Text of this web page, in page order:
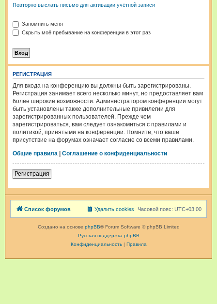
Повторно выслать письмо для активации учётной записи
Запомнить меня
Скрыть моё пребывание на конференции в этот раз
РЕГИСТРАЦИЯ
Для входа на конференцию вы должны быть зарегистрированы.
Регистрация занимает всего несколько минут, но предоставляет вам
более широкие возможности. Администратором конференции могут
быть установлены также дополнительные привилегии для
зарегистрированных пользователей. Прежде чем
зарегистрироваться, вам следует ознакомиться с правилами и
политикой, принятыми на конференции. Помните, что ваше
присутствие на форумах означает согласие со всеми правилами.
Общие правила | Соглашение о конфиденциальности
Регистрация
Список форумов Часовой пояс: UTC+03:00
Удалить cookies
Создано на основе phpBB® Forum Software © phpBB Limited
Русская поддержка phpBB
Конфиденциальность| Правила